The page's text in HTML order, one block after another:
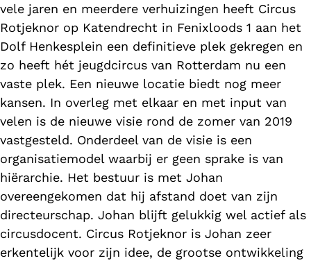
vele jaren en meerdere verhuizingen heeft Circus
Rotjeknor op Katendrecht in Fenixloods 1 aan het
Dolf Henkesplein een definitieve plek gekregen en
zo heeft hét jeugdcircus van Rotterdam nu een
vaste plek. Een nieuwe locatie biedt nog meer
kansen. In overleg met elkaar en met input van
velen is de nieuwe visie rond de zomer van 2019
vastgesteld. Onderdeel van de visie is een
organisatiemodel waarbij er geen sprake is van
hiërarchie. Het bestuur is met Johan
overeengekomen dat hij afstand doet van zijn
directeurschap. Johan blijft gelukkig wel actief als
circusdocent. Circus Rotjeknor is Johan zeer
erkentelijk voor zijn idee, de grootse ontwikkeling